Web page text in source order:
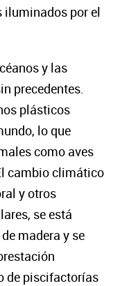
iluminados por el
y las
precedentes.
plásticos
lo que
como aves
cambio climático
y otros
se está
madera y se
de piscifactorías